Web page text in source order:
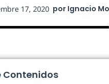
17, 2020 por Ignacio
Contenidos